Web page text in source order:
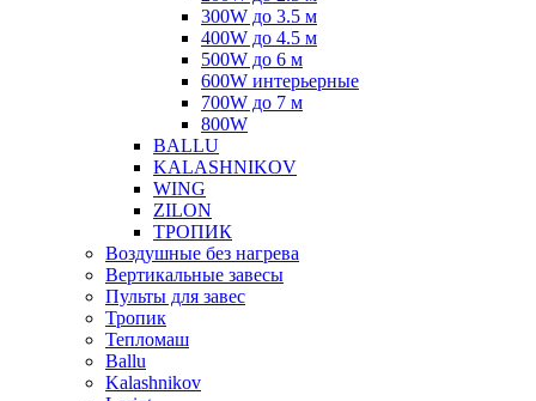
300W до 3.5 м
400W до 4.5 м
500W до 6 м
600W интерьерные
700W до 7 м
800W
BALLU
KALASHNIKOV
WING
ZILON
ТРОПИК
Воздушные без нагрева
Вертикальные завесы
Пульты для завес
Тропик
Тепломаш
Ballu
Kalashnikov